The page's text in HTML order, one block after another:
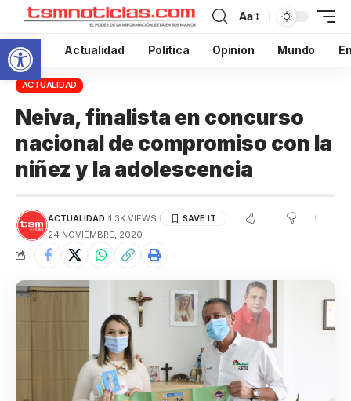
Abrir barra de herramientas
Aa
Inicio Actualidad Política Opinión Mundo
ACTUALIDAD
Neiva, finalista en concurso
nacional de compromiso con la
niñez y la adolescencia
ACTUALIDAD 1.3K VIEWS
24 NOVIEMBRE, 2020